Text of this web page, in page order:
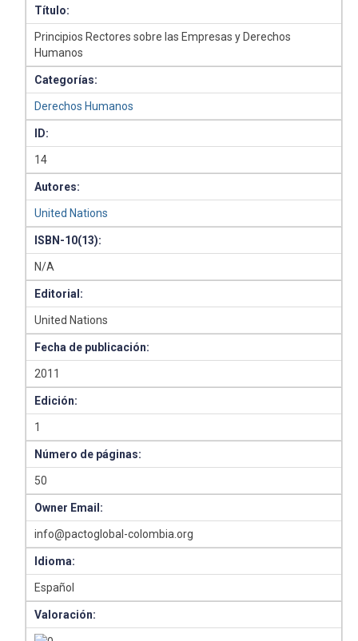
Título:
Principios Rectores sobre las Empresas y Derechos
Humanos
Categorías:
Derechos Humanos
ID:
14
Autores:
United Nations
ISBN-10(13):
N/A
Editorial:
United Nations
Fecha de publicación:
2011
Edición:
1
Número de páginas:
50
Owner Email:
info@pactoglobal-colombia.org
Idioma:
Español
Valoración: